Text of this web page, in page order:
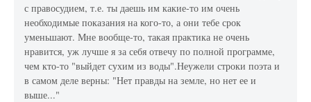
с правосудием, т.е. ты даешь им какие-то им очень
необходимые показания на кого-то, а они тебе срок
уменьшают. Мне вообще-то, такая практика не очень
нравится, уж лучше я за себя отвечу по полной программе,
чем кто-то "выйдет сухим из воды".Неужели строки поэта и
в самом деле верны: "Нет правды на земле, но нет ее и
выше..."